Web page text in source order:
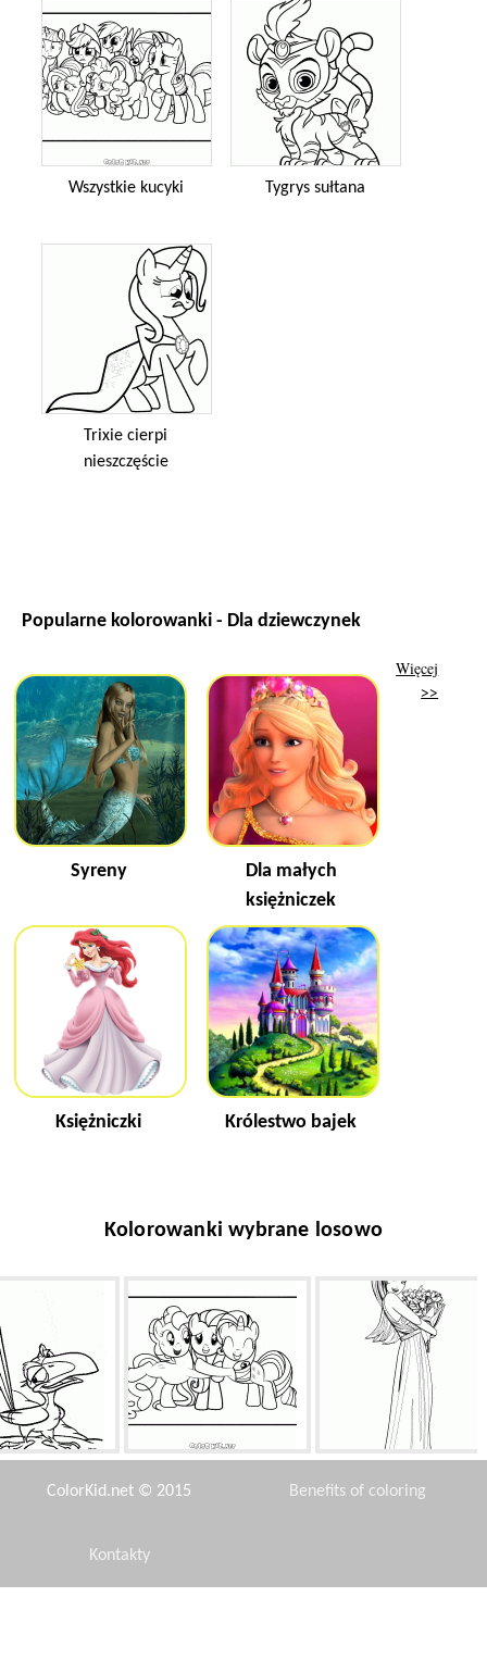
Wszystkie kucyki Tygrys sułtana
Trixie cierpi
nieszczęście
Popularne kolorowanki - Dla dziewczynek
Syreny
Dla małych
księżniczek
Księżniczki Królestwo bajek
Więcej
>>
Kolorowanki wybrane losowo
ptaka Pony Friends Bukiet róż dla Barbie
ColorKid.net © 2015 Benefits of coloring
Kontakty